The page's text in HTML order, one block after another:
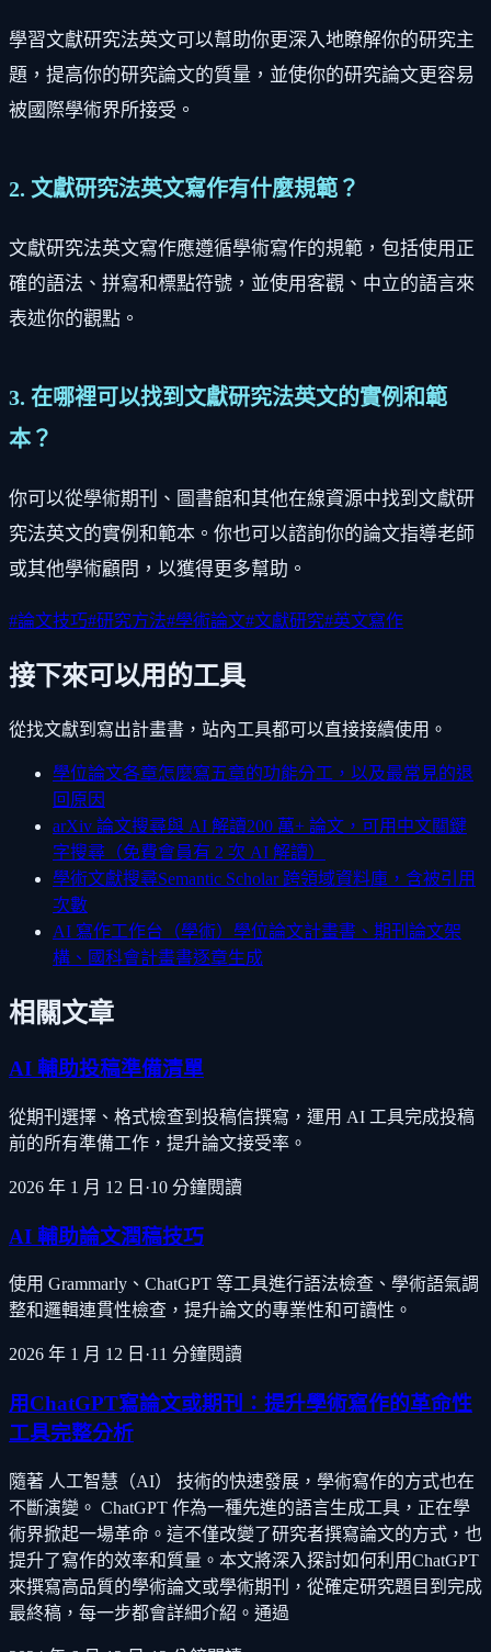
學習文獻研究法英文可以幫助你更深入地瞭解你的研究主
題，提高你的研究論文的質量，並使你的研究論文更容易
被國際學術界所接受。
2. 文獻研究法英文寫作有什麼規範？
文獻研究法英文寫作應遵循學術寫作的規範，包括使用正
確的語法、拼寫和標點符號，並使用客觀、中立的語言來
表述你的觀點。
3. 在哪裡可以找到文獻研究法英文的實例和範
本？
你可以從學術期刊、圖書館和其他在線資源中找到文獻研
究法英文的實例和範本。你也可以諮詢你的論文指導老師
或其他學術顧問，以獲得更多幫助。
#論文技巧#研究方法#學術論文#文獻研究#英文寫作
接下來可以用的工具
從找文獻到寫出計畫書，站內工具都可以直接接續使用。
學位論文各章怎麼寫五章的功能分工，以及最常見的退
回原因
arXiv 論文搜尋與 AI 解讀200 萬+ 論文，可用中文關鍵
字搜尋（免費會員有 2 次 AI 解讀）
學術文獻搜尋Semantic Scholar 跨領域資料庫，含被引用
次數
AI 寫作工作台（學術） 學位論文計畫書、期刊論文架
構、國科會計畫書逐章生成
相關文章
AI 輔助投稿準備清單
從期刊選擇、格式檢查到投稿信撰寫，運用 AI 工具完成投稿
前的所有準備工作，提升論文接受率。
2026 年 1 月 12 日 ·10 分鐘閱讀
AI 輔助論文潤稿技巧
使用 Grammarly、ChatGPT 等工具進行語法檢查、學術語氣調
整和邏輯連貫性檢查，提升論文的專業性和可讀性。
2026 年 1 月 12 日 ·11 分鐘閱讀
用ChatGPT寫論文或期刊：提升學術寫作的革命性
工具完整分析
隨著 人工智慧（AI） 技術的快速發展，學術寫作的方式也在
不斷演變。 ChatGPT 作為一種先進的語言生成工具，正在學
術界掀起一場革命。這不僅改變了研究者撰寫論文的方式，也
提升了寫作的效率和質量。本文將深入探討如何利用ChatGPT
來撰寫高品質的學術論文或學術期刊，從確定研究題目到完成
最終稿，每一步都會詳細介紹。通過